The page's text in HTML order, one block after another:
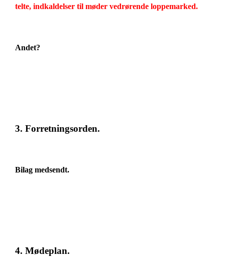
telte, indkaldelser til møder vedrørende loppemarked.
Andet?
3. Forretningsorden.
Bilag medsendt.
4. Mødeplan.